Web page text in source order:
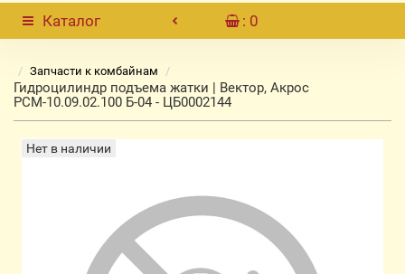
Каталог : 0
Запчасти к комбайнам
Гидроцилиндр подъема жатки | Вектор, Акрос
РСМ-10.09.02.100 Б-04 - ЦБ0002144
Нет в наличии